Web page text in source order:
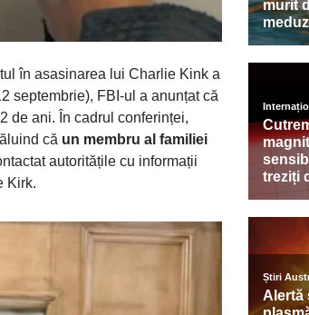
în asasinarea lui Charlie Kink a
septembrie), FBI-ul a anunțat că
de ani. În cadrul conferinței,
că un membru al familiei
autoritățile cu informații
Kirk.